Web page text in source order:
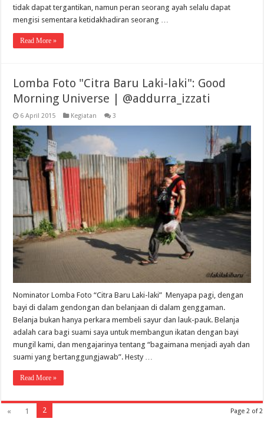
tidak dapat tergantikan, namun peran seorang ayah selalu dapat
mengisi sementara ketidakhadiran seorang …
Read More »
Lomba Foto "Citra Baru Laki-laki": Good
Morning Universe | @addurra_izzati
6 April 2015 Kegiatan 3
Nominator Lomba Foto “Citra Baru Laki-laki” Menyapa pagi, dengan
bayi di dalam gendongan dan belanjaan di dalam genggaman.
Belanja bukan hanya perkara membeli sayur dan lauk-pauk. Belanja
adalah cara bagi suami saya untuk membangun ikatan dengan bayi
mungil kami, dan mengajarinya tentang “bagaimana menjadi ayah dan
suami yang bertanggungjawab”. Hesty …
Read More »
Page 2 of 2
« 1 2